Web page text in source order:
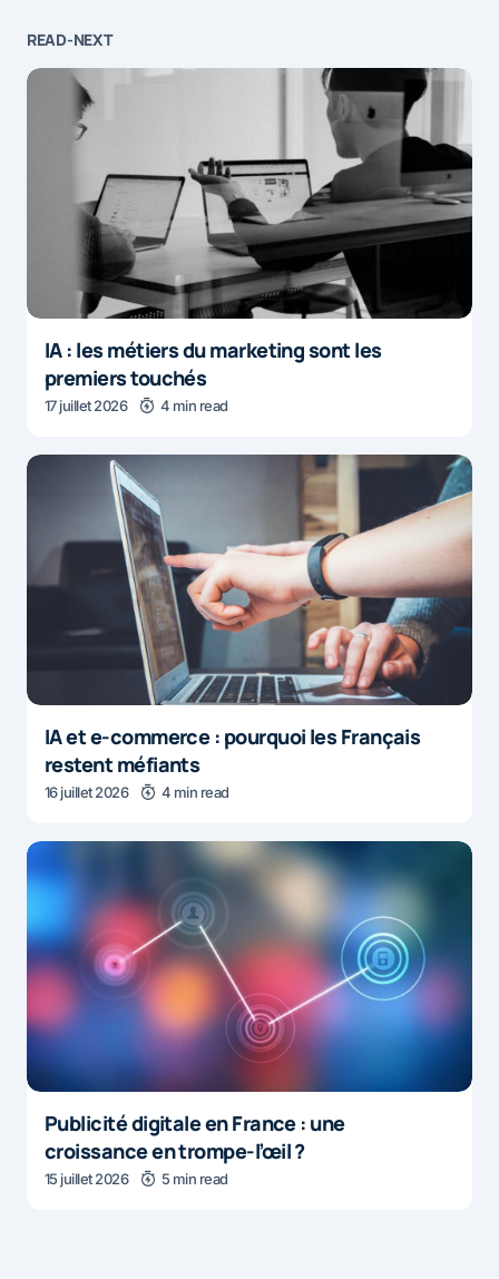
READ-NEXT
IA : les métiers du marketing sont les
premiers touchés
17 juillet 2026 4 min read
IA et e-commerce : pourquoi les Français
restent méfiants
16 juillet 2026 4 min read
Publicité digitale en France : une
croissance en trompe-l’œil ?
15 juillet 2026 5 min read